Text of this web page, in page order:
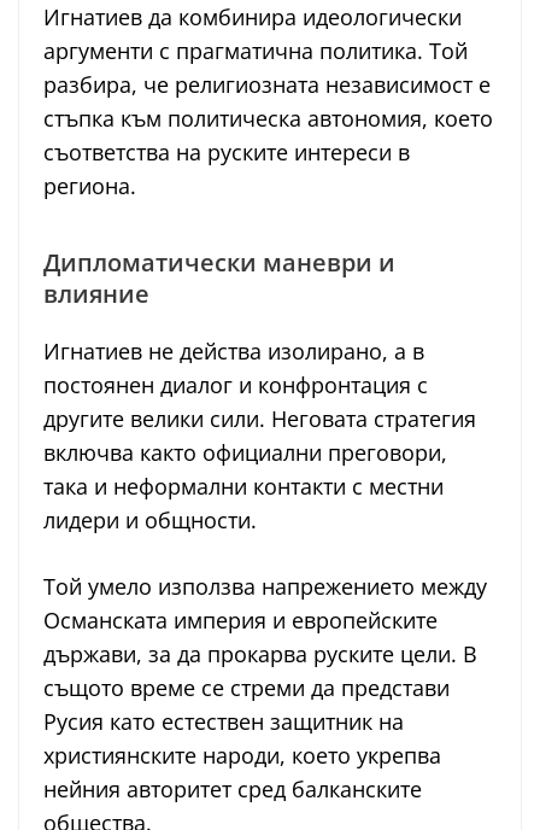
Игнатиев да комбинира идеологически
аргументи с прагматична политика. Той
разбира, че религиозната независимост е
стъпка към политическа автономия, което
съответства на руските интереси в
региона.
Дипломатически маневри и
влияние
Игнатиев не действа изолирано, а в
постоянен диалог и конфронтация с
другите велики сили. Неговата стратегия
включва както официални преговори,
така и неформални контакти с местни
лидери и общности.
Той умело използва напрежението между
Османската империя и европейските
държави, за да прокарва руските цели. В
същото време се стреми да представи
Русия като естествен защитник на
християнските народи, което укрепва
нейния авторитет сред балканските
общества.